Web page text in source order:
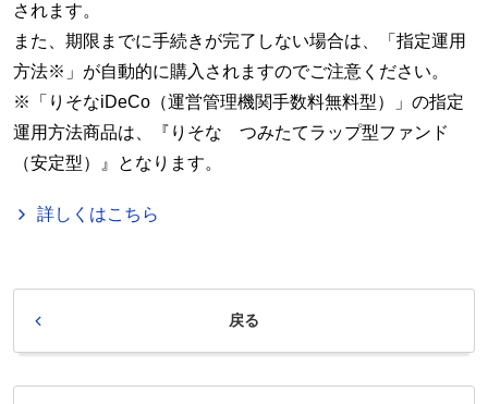
されます。
また、期限までに手続きが完了しない場合は、「指定運用
方法※」が自動的に購入されますのでご注意ください。
※「りそなiDeCo （運営管理機関手数料無料型）」の指定
運用方法商品は、『りそな つみたてラップ型ファンド
（安定型）』となります。
詳しくはこちら
戻る